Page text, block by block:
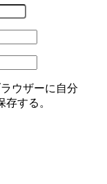
ウザーに自分
する。